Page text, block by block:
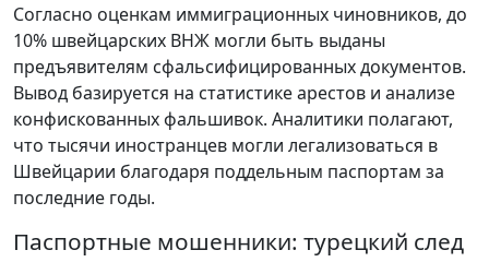
Согласно оценкам иммиграционных чиновников, до
10% швейцарских ВНЖ могли быть выданы
предъявителям сфальсифицированных документов.
Вывод базируется на статистике арестов и анализе
конфискованных фальшивок. Аналитики полагают,
что тысячи иностранцев могли легализоваться в
Швейцарии благодаря поддельным паспортам за
последние годы.
Паспортные мошенники: турецкий след